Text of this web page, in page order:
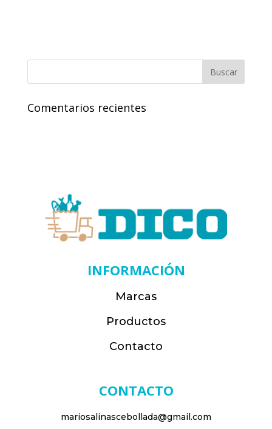
Comentarios recientes
INFORMACIÓN
Marcas
Productos
Contacto
CONTACTO
mariosalinascebollada@gmail.com